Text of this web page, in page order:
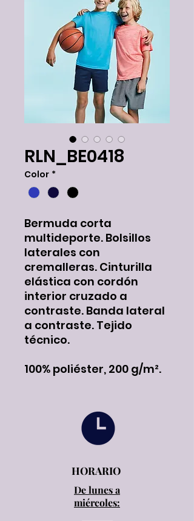
RLN_BE0418
Color *
Bermuda corta
multideporte. Bolsillos
laterales con
cremalleras. Cinturilla
elástica con cordón
interior cruzado a
contraste. Banda lateral
a contraste. Tejido
técnico.
100% poliéster, 200 g/m².
HORARIO
De lunes a
miércoles: